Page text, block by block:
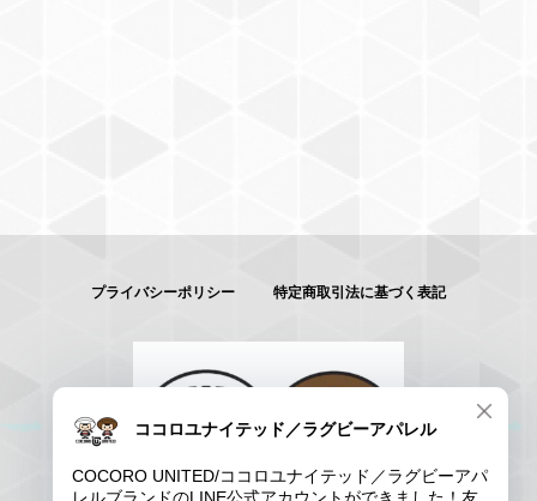
プライバシーポリシー 特定商取引法に基づく表記